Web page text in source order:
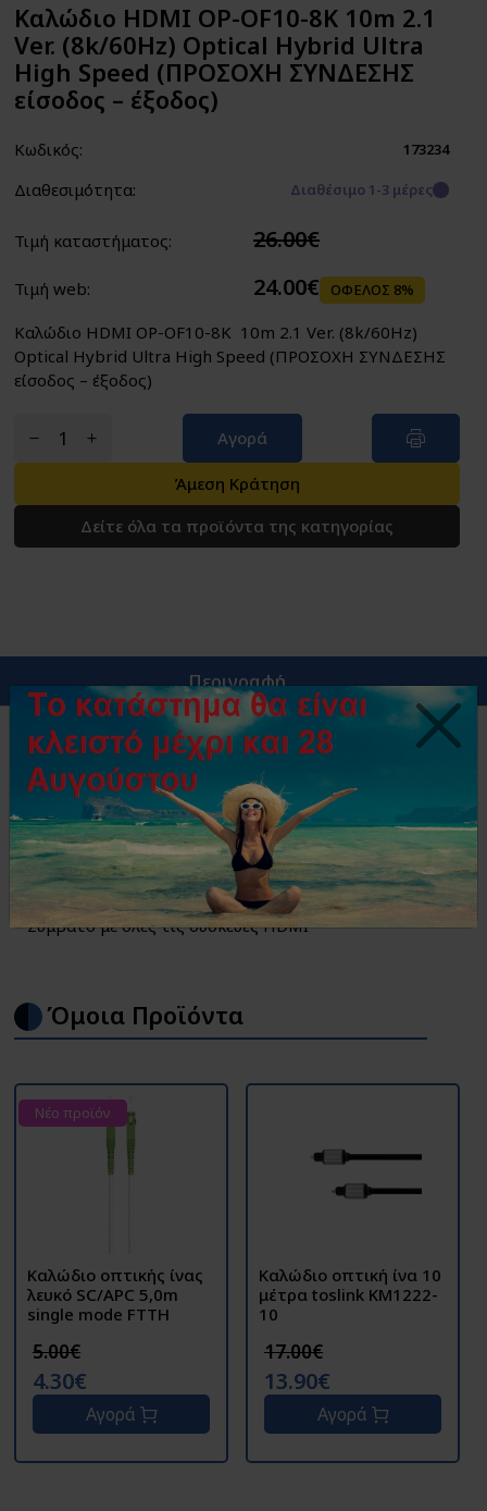
Καλώδιο HDMI OP-OF10-8K 10m 2.1
Ver. (8k/60Hz) Optical Hybrid Ultra
High Speed (ΠΡΟΣΟΧΗ ΣΥΝΔΕΣΗΣ
είσοδος – έξοδος)
Κωδικός: 173234
Διαθεσιμότητα: Διαθέσιμο 1-3 μέρες
Τιμή καταστήματος: 26.00€
Τιμή web: 24.00€ ΟΦΕΛΟΣ 8%
Καλώδιο HDMI OP-OF10-8K 10m 2.1 Ver. (8k/60Hz)
Optical Hybrid Ultra High Speed (ΠΡΟΣΟΧΗ ΣΥΝΔΕΣΗΣ
είσοδος – έξοδος)
Αγορά
Άμεση Κράτηση
Δείτε όλα τα προϊόντα της κατηγορίας
Περιγραφή
Καλώδιο HDMI OP-OF10-8K 10m 2.1 Ver. (8k/60Hz)
Optical Hybrid Ultra High Speed (ΠΡΟΣΟΧΗ ΣΥΝΔΕΣΗΣ
είσοδος – έξοδος)
– Καλώδιο HDMI 2.1 Ver.(8K/60Hz)
– Λεπτό και εύκαμπτο καλώδιο οπτικών ινών HDMI
– Μετάδοση χωρίς απώλειες σε μεγάλες αποστάσεις
– Καλώδιο HDMI υψηλής ποιότητας
– Συμβατό με όλες τις συσκευές HDMI
Όμοια Προϊόντα
Νέο προϊόν
Καλώδιο οπτικής ίνας
λευκό SC/APC 5,0m
single mode FTTH
5.00€
4.30€
Αγορά
Καλώδιο οπτική ίνα 10
μέτρα toslink KM1222-
10
17.00€
13.90€
Αγορά